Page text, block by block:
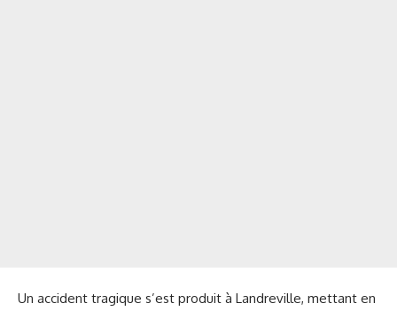
Un accident tragique s’est produit à Landreville, mettant en